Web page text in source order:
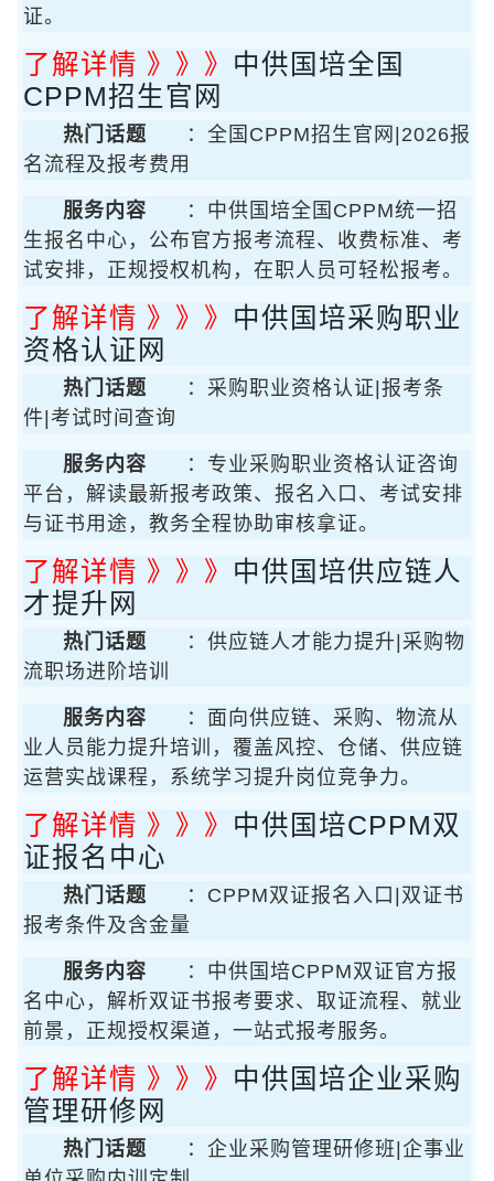
证。
了解详情 》》》 中供国培全国
CPPM招生官网
热门话题
：全国CPPM招生官网|2026报
名流程及报考费用
服务内容
：中供国培全国CPPM统一招
生报名中心，公布官方报考流程、收费标准、考
试安排，正规授权机构，在职人员可轻松报考。
了解详情 》》》 中供国培采购职业
资格认证网
热门话题
：采购职业资格认证|报考条
件|考试时间查询
服务内容
：专业采购职业资格认证咨询
平台，解读最新报考政策、报名入口、考试安排
与证书用途，教务全程协助审核拿证。
了解详情 》》》 中供国培供应链人
才提升网
热门话题
：供应链人才能力提升|采购物
流职场进阶培训
服务内容
：面向供应链、采购、物流从
业人员能力提升培训，覆盖风控、仓储、供应链
运营实战课程，系统学习提升岗位竞争力。
了解详情 》》》 中供国培CPPM双
证报名中心
热门话题
：CPPM双证报名入口|双证书
报考条件及含金量
服务内容
：中供国培CPPM双证官方报
名中心，解析双证书报考要求、取证流程、就业
前景，正规授权渠道，一站式报考服务。
了解详情 》》》 中供国培企业采购
管理研修网
热门话题
：企业采购管理研修班|企事业